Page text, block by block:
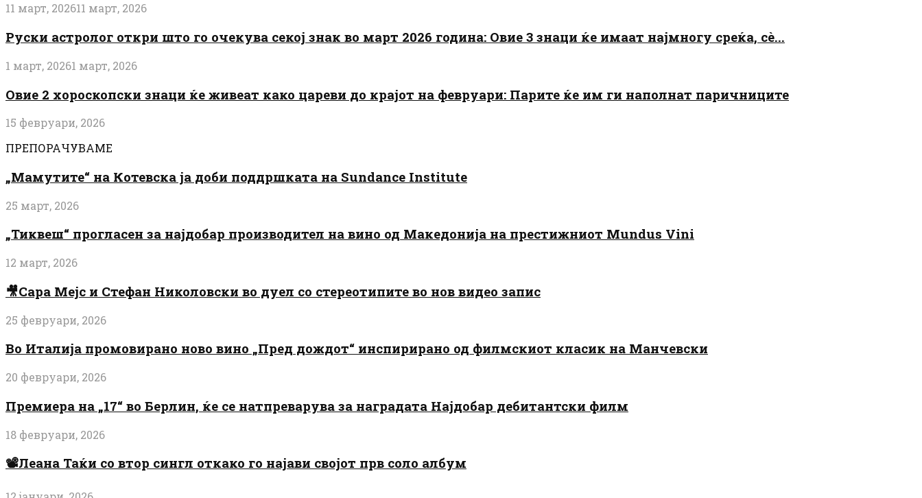
11 март, 202611 март, 2026
Руски астролог откри што го очекува секој знак во март 2026 година: Овие 3 знаци ќе имаат најмногу среќа, сè...
1 март, 20261 март, 2026
Овие 2 хороскопски знаци ќе живеат како цареви до крајот на февруари: Парите ќе им ги наполнат паричниците
15 февруари, 2026
ПРЕПОРАЧУВАМЕ
„Мамутите“ на Котевска ја доби поддршката на Sundance Institute
25 март, 2026
„Тиквеш“ прогласен за најдобар производител на вино од Македонија на престижниот Mundus Vini
12 март, 2026
🎥Сара Мејс и Стефан Николовски во дуел со стереотипите во нов видео запис
25 февруари, 2026
Во Италија промовирано ново вино „Пред дождот“ инспирирано од филмскиот класик на Манчевски
20 февруари, 2026
Премиера на „17“ во Берлин, ќе се натпреварува за наградата Најдобар дебитантски филм
18 февруари, 2026
📽️Леана Таќи со втор сингл откако го најави својот прв соло албум